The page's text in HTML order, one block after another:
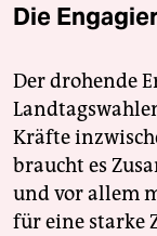
Die
Der drohende
Kräfte
braucht es
und vor allem
für eine starke